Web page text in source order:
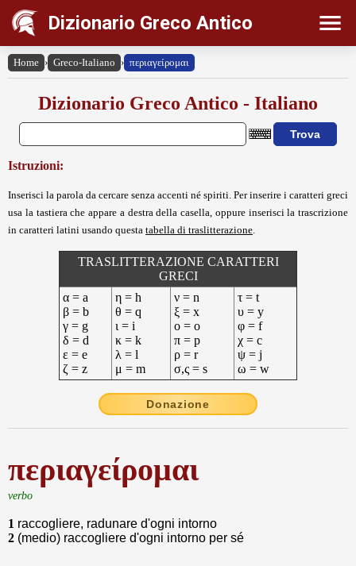
Dizionario Greco Antico
Home › Greco-Italiano › περιαγείρομαι
Dizionario Greco Antico - Italiano
Istruzioni:
Inserisci la parola da cercare senza accenti né spiriti. Per inserire i caratteri greci
usa la tastiera che appare a destra della casella, oppure inserisci la trascrizione
in caratteri latini usando questa tabella di traslitterazione
TRASLITTERAZIONE CARATTERI
GRECI
α = a
β = b
γ = g
δ = d
ε = e
ζ = z
η = h
θ = q
ι = i
κ = k
λ = l
μ = m
ν = n
ξ = x
ο = o
π = p
ρ = r
σ,ς = s
τ = t
υ = y
φ = f
χ = c
ψ = j
ω = w
Donazione
περιαγείρομαι
verbo
1 raccogliere, radunare d'ogni intorno
2 (medio) raccogliere d'ogni intorno per sé